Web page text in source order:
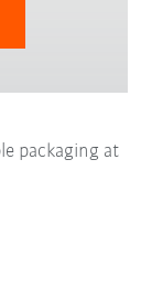
packaging at